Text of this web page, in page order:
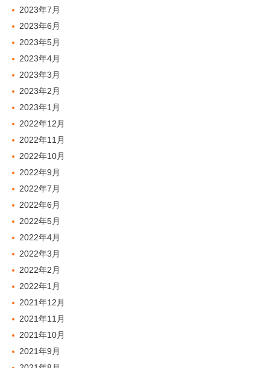
2023年7月
2023年6月
2023年5月
2023年4月
2023年3月
2023年2月
2023年1月
2022年12月
2022年11月
2022年10月
2022年9月
2022年7月
2022年6月
2022年5月
2022年4月
2022年3月
2022年2月
2022年1月
2021年12月
2021年11月
2021年10月
2021年9月